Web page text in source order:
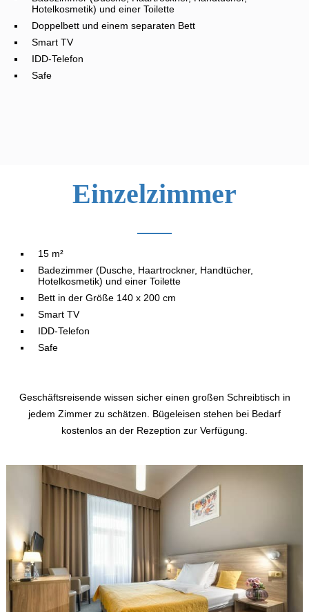
Hotelkosmetik) und einer Toilette
Doppelbett und einem separaten Bett
Smart TV
IDD-Telefon
Safe
Einzelzimmer
15 m²
Badezimmer (Dusche, Haartrockner, Handtücher,
Hotelkosmetik) und einer Toilette
Bett in der Größe 140 x 200 cm
Smart TV
IDD-Telefon
Safe
Geschäftsreisende wissen sicher einen großen Schreibtisch in
jedem Zimmer zu schätzen. Bügeleisen stehen bei Bedarf
kostenlos an der Rezeption zur Verfügung.